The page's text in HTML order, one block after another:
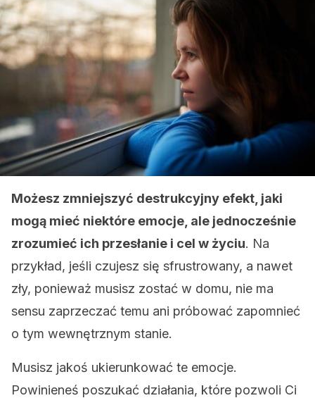
Możesz zmniejszyć destrukcyjny efekt, jaki
mogą mieć niektóre emocje, ale jednocześnie
zrozumieć ich przesłanie i cel w życiu. Na
przykład, jeśli czujesz się sfrustrowany, a nawet
zły, ponieważ musisz zostać w domu, nie ma
sensu zaprzeczać temu ani próbować zapomnieć
o tym wewnętrznym stanie.
Musisz jakoś ukierunkować te emocje.
Powinieneś poszukać działania, które pozwoli Ci